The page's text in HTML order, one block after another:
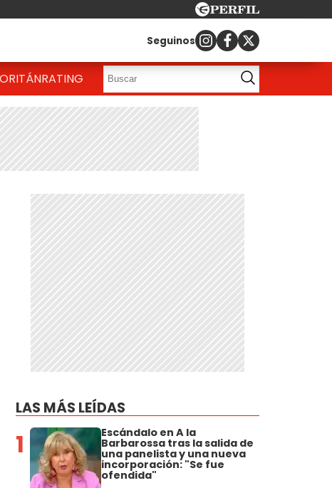
Seguinos
RATING
LAS MÁS LEÍDAS
1 Escándalo en A la
Barbarossa tras la salida de
una panelista y una nueva
incorporación: "Se fue
ofendida"